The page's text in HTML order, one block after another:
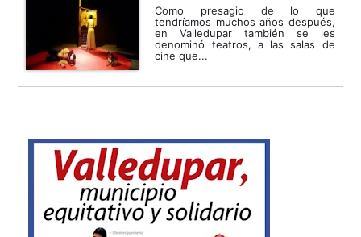
Como presagio de lo que
tendríamos muchos años después,
en Valledupar también se les
denominó teatros, a las salas de
cine que...